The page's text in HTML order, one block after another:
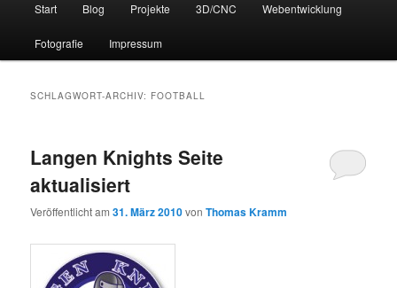
Start Blog Projekte 3D/CNC Webentwicklung
Fotografie Impressum
SCHLAGWORT-ARCHIV: FOOTBALL
Langen Knights Seite
aktualisiert
Veröffentlicht am31. März 2010vonThomas Kramm